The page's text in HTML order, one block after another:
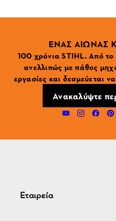
ΕΝΑΣ ΑΙΩΝΑΣ
100 χρόνια STIHL. Από το
ανελλιπώς με πάθος
εργασίες και δεσμεύεται
Ανακαλύψτε
Εταιρεία